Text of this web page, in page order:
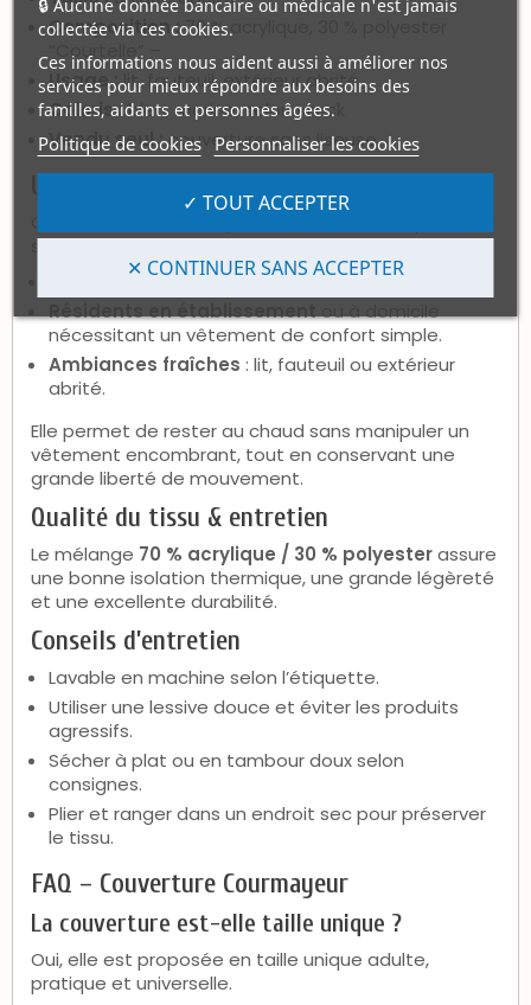
Composition :70 % acrylique, 30 % polyester
“Courtelle” –
Usage :lit, fauteuil, extérieur abrité
Coloris :bleu, marine, selon stock
Vendu seul :couverture sans liseuse
situations suivantes :
Personnes âgées ou fragilesressentant le froid.
Résidents en établissementou à domicile
nécessitant un vêtement de confort simple.
Ambiances fraîches : lit, fauteuil ou extérieur
abrité.
Elle permet de rester au chaud sans manipuler un
vêtement encombrant, tout en conservant une
grande liberté de mouvement.
Qualité du tissu & entretien
Le mélange 70 % acrylique / 30 % polyesterassure
une bonne isolation thermique, une grande légèreté
et une excellente durabilité.
Conseils d’entretien
Lavable en machine selon l’étiquette.
Utiliser une lessive douce et éviter les produits
agressifs.
Sécher à plat ou en tambour doux selon
consignes.
Plier et ranger dans un endroit sec pour préserver
le tissu.
FAQ – Couverture Courmayeur
La couverture est-elle taille unique ?
Oui, elle est proposée en taille unique adulte,
pratique et universelle.
🔒 Aucune donnée bancaire ou médicale n'est jamais
collectée via ces cookies.
Ces informations nous aident aussi à améliorer nos
services pour mieux répondre aux besoins des
familles, aidants et personnes âgées.
Politique de cookies Personnaliser les cookies
✕ CONTINUER SANS ACCEPTER
✓ TOUT ACCEPTER